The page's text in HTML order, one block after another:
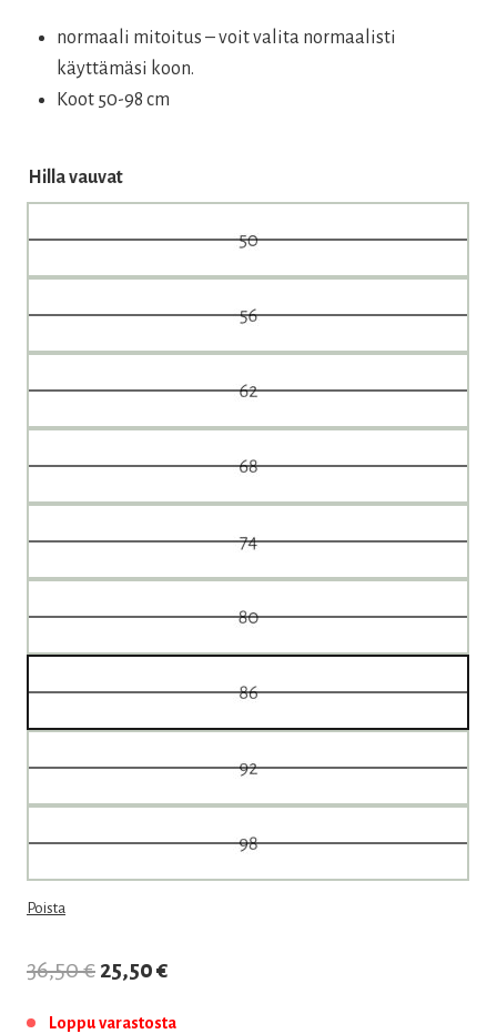
normaali mitoitus – voit valita normaalisti
käyttämäsi koon.
Koot 50-98 cm
Hilla vauvat
Poista
36,50€ Alkuperäinen
25,50€
Loppu varastosta